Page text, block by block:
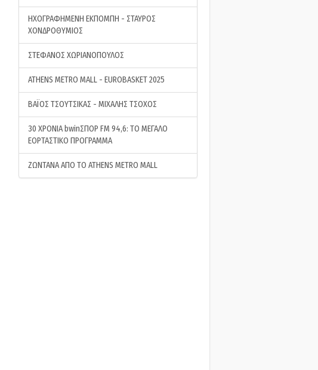
ΗΧΟΓΡΑΦΗΜΕΝΗ ΕΚΠΟΜΠΗ - ΣΤΑΥΡΟΣ
ΧΟΝΔΡΟΘΥΜΙΟΣ
ΣΤΕΦΑΝΟΣ ΧΩΡΙΑΝΟΠΟΥΛΟΣ
ATHENS METRO MALL - EUROBASKET 2025
ΒΑΪΟΣ ΤΣΟΥΤΣΙΚΑΣ - ΜΙΧΑΛΗΣ ΤΣΟΧΟΣ
30 ΧΡΟΝΙΑ bwinΣΠΟΡ FM 94,6: ΤΟ ΜΕΓΑΛΟ
ΕΟΡΤΑΣΤΙΚΟ ΠΡΟΓΡΑΜΜΑ
ΖΩΝΤΑΝΑ ΑΠΟ ΤΟ ATHENS METRO MALL